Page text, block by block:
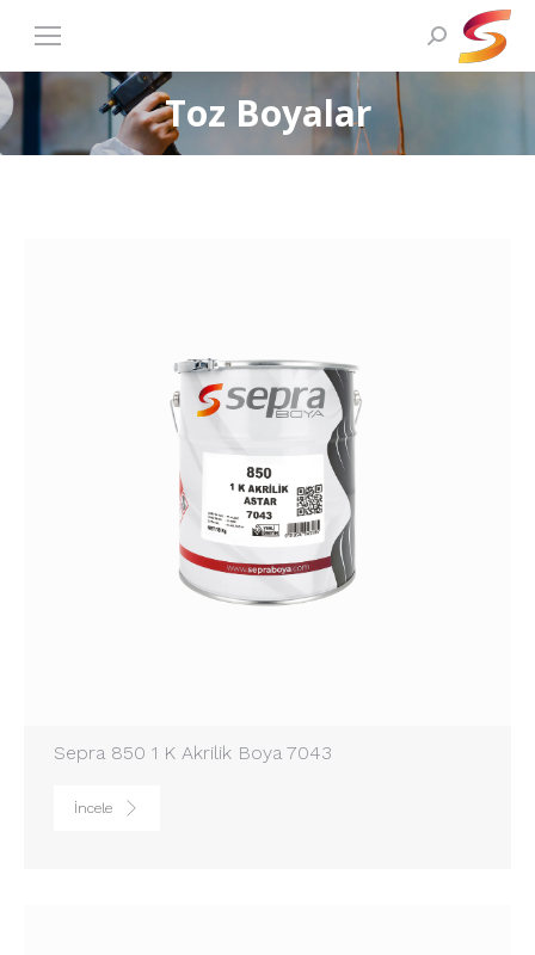
Search:
Toz Boyalar
Sepra 850 1 K Akrilik Boya 7043
İncele